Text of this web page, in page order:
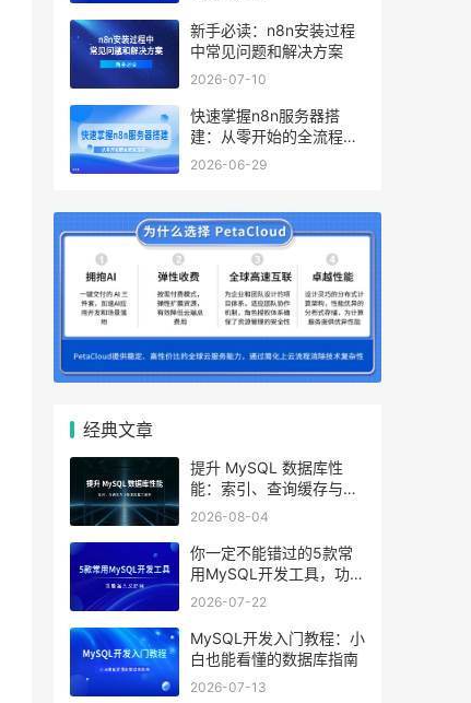
新手必读：n8n安装过程
中常见问题和解决方案
2026-07-10
快速掌握n8n服务器搭
建：从零开始的全流程指
南
2026-06-29
经典文章
提升 MySQL 数据库性
能：索引、查询缓存与参
数优化全解析
2026-08-04
你一定不能错过的5款常
用MySQL开发工具，功能
强大又好用
2026-07-22
MySQL开发入门教程：小
白也能看懂的数据库指南
2026-07-13